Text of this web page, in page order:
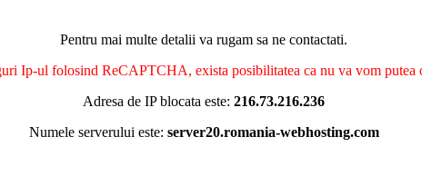
Pentru mai multe detalii va rugam sa ne contactati.
Ip-ul folosind ReCAPTCHA, exista posibilitatea ca nu va vom putea
Adresa de IP blocata este: 216.73.216.236
Numele serverului este: server20.romania-webhosting.com